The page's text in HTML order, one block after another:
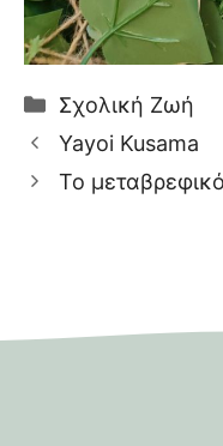
Κατηγορίες
Σχολική Ζωή
Yayoi Kusama
Το